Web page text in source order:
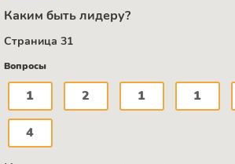
Каким быть лидеру?
Страница 31
Вопросы
1 2 1 1
4